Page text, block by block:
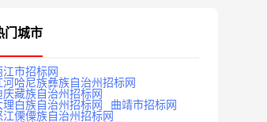
门城市
江市招标网
河哈尼族彝族自治州招标网
庆藏族自治州招标网
理白族自治州招标网
曲靖市招标网
江傈僳族自治州招标网